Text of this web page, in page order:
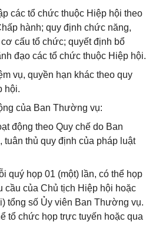
các tổ chức thuộc Hiệp hội theo
hành; quy định chức năng,
cấu tổ chức; quyết định bổ
đạo các tổ chức thuộc Hiệp hội.
vụ, quyền hạn khác theo quy
hội.
của Ban Thường vụ:
động theo Quy chế do Ban
tuân thủ quy định của pháp luật
quý họp 01 (một) lần, có thể họp
cầu của Chủ tịch Hiệp hội hoặc
tổng số Ủy viên Ban Thường vụ.
tổ chức họp trực tuyến hoặc qua